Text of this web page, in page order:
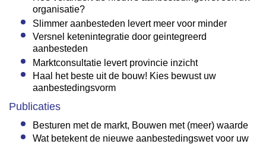
organisatie?
Slimmer aanbesteden levert meer voor minder
Versnel ketenintegratie door geintegreerd
aanbesteden
Marktconsultatie levert provincie inzicht
Haal het beste uit de bouw! Kies bewust uw
aanbestedingsvorm
Publicaties
Besturen met de markt, Bouwen met (meer) waarde
Wat betekent de nieuwe aanbestedingswet voor uw